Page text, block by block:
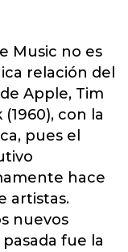
Music no es
relación del
de Apple, Tim
(1960), con la
pues el
hace
artistas.
nuevos
fue la